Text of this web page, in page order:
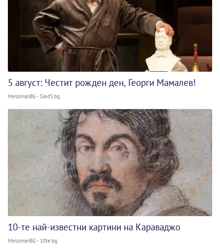
5 август: Честит рожден ден, Георги Мамалев!
MelomanBG - Sled5.bg
10-те най-известни картини на Караваджо
MelomanBG - 10te.bg